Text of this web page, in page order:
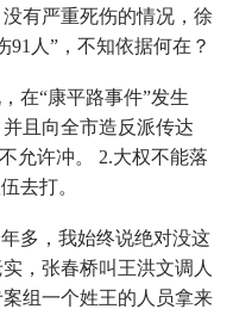
有严重死伤的情况，徐
人”，不知依据何在？
在“康平路事件”发生
且向全市造反派传达
允许冲。 2.大权不能落
去打。
多，我始终说绝对没这
，张春桥叫王洪文调人
组一个姓王的人员拿来